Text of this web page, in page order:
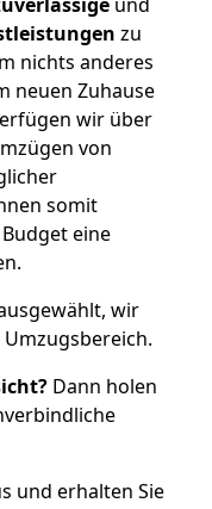
zu
nichts anderes
neuen Zuhause
wir über
von
somit
eine
wir
Dann holen
und erhalten Sie